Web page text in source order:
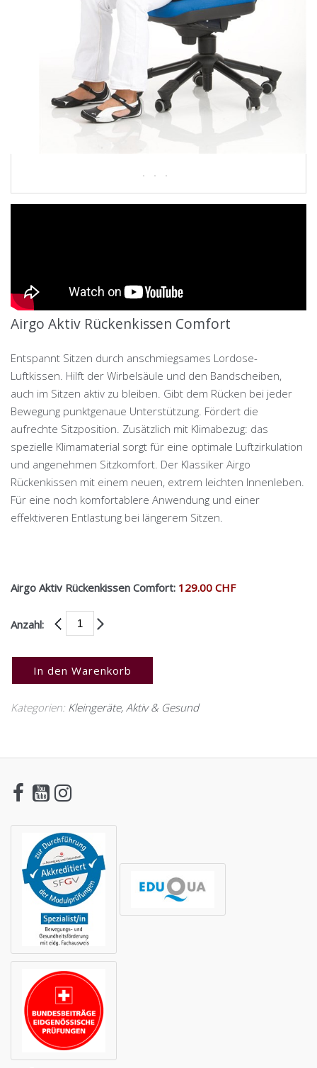
Airgo Aktiv Rückenkissen Comfort
Entspannt Sitzen durch anschmiegsames Lordose-
Luftkissen. Hilft der Wirbelsäule und den Bandscheiben,
auch im Sitzen aktiv zu bleiben. Gibt dem Rücken bei jeder
Bewegung punktgenaue Unterstützung. Fördert die
aufrechte Sitzposition. Zusätzlich mit Klimabezug: das
spezielle Klimamaterial sorgt für eine optimale Luftzirkulation
und angenehmen Sitzkomfort. Der Klassiker Airgo
Rückenkissen mit einem neuen, extrem leichten Innenleben.
Für eine noch komfortablere Anwendung und einer
effektiveren Entlastung bei längerem Sitzen.
Airgo Aktiv Rückenkissen Comfort: 129.00 CHF
Anzahl:
In den Warenkorb
Kategorien: Kleingeräte, Aktiv & Gesund